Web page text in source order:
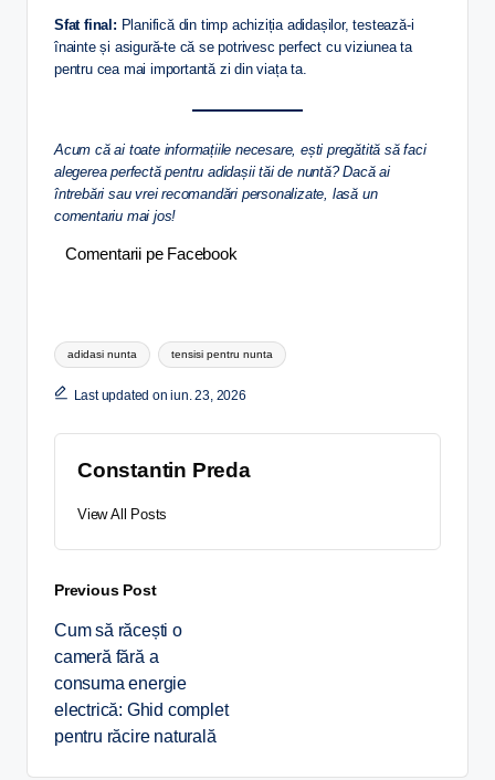
Sfat final: Planifică din timp achiziția adidașilor, testează-i
înainte și asigură-te că se potrivesc perfect cu viziunea ta
pentru cea mai importantă zi din viața ta.
Acum că ai toate informațiile necesare, ești pregătită să faci
alegerea perfectă pentru adidașii tăi de nuntă? Dacă ai
întrebări sau vrei recomandări personalizate, lasă un
comentariu mai jos!
Comentarii pe Facebook
adidasi nunta tensisi pentru nunta
Last updated on iun. 23, 2026
Constantin Preda
View All Posts
Previous Post
Cum să răcești o
cameră fără a
consuma energie
electrică: Ghid complet
pentru răcire naturală